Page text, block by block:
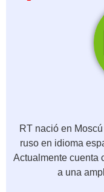
RT nació en
ruso en idioma
Actualmente cuenta
a una